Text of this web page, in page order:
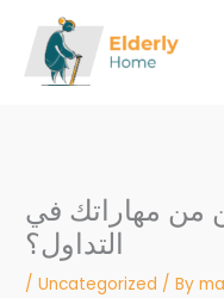
content
تحسن من مهاراتك في
التداول؟
/Uncategorized / By